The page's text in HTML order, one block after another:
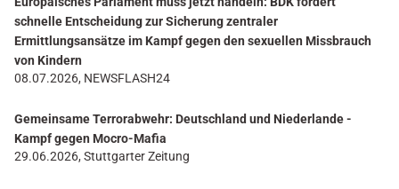
schnelle Entscheidung zur Sicherung zentraler
Ermittlungsansätze im Kampf gegen den sexuellen Missbrauch
von Kindern
08.07.2026, NEWSFLASH24
Gemeinsame Terrorabwehr: Deutschland und Niederlande -
Kampf gegen Mocro-Mafia
29.06.2026, Stuttgarter Zeitung